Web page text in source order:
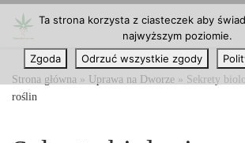
Przejdź do treści
Strona główna » Uprawa na Dworze » Sekrety
roślin
Ta strona korzysta z ciasteczek aby
najwyższym poziomie.
Zgoda
Odrzuć wszystkie zgody